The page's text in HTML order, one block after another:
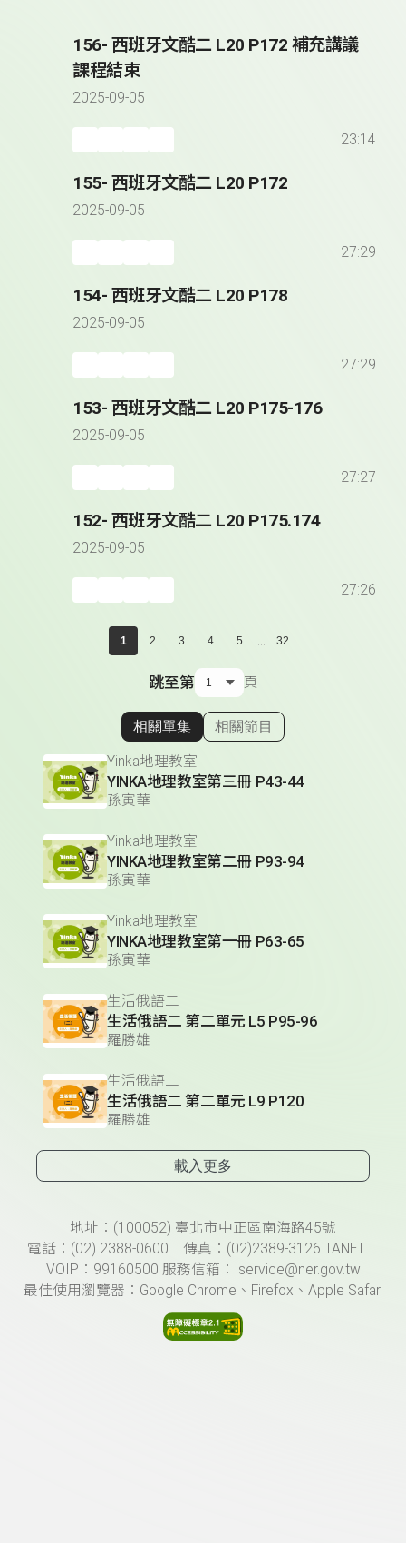
156- 西班牙文酷二 L20 P172 補充講議
課程結束
2025-09-05
23:14
155- 西班牙文酷二 L20 P172
2025-09-05
27:29
154- 西班牙文酷二 L20 P178
2025-09-05
27:29
153- 西班牙文酷二 L20 P175-176
2025-09-05
27:27
152- 西班牙文酷二 L20 P175.174
2025-09-05
27:26
1 2 3 4 5 ... 32
跳至第 頁
顯示相關單集
相關單集 相關節目
Yinka地理教室
YINKA地理教室第三冊 P43-44
孫寅華
Yinka地理教室
YINKA地理教室第二冊 P93-94
孫寅華
Yinka地理教室
YINKA地理教室第一冊 P63-65
孫寅華
生活俄語二
生活俄語二 第二單元 L5 P95-96
羅勝雄
生活俄語二
生活俄語二 第二單元 L9 P120
羅勝雄
載入更多
頁尾資訊地址：(100052) 臺北市中正區南海路45號
電話：(02) 2388-0600 傳真：(02)2389-3126 TANET
VOIP：99160500 服務信箱： service@ner.gov.tw
最佳使用瀏覽器：Google Chrome、Firefox、Apple Safari